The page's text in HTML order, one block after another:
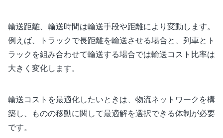
輸送距離、輸送時間は輸送手段や距離により変動します。
例えば、トラックで長距離を輸送させる場合と、列車とト
ラックを組み合わせて輸送する場合では輸送コスト比率は
大きく変化します。
輸送コストを最適化したいときは、物流ネットワークを構
築し、ものの移動に関して最適解を選択できる体制が必要
です。